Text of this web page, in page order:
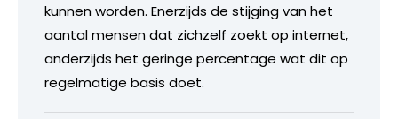
kunnen worden. Enerzijds de stijging van het
aantal mensen dat zichzelf zoekt op internet,
anderzijds het geringe percentage wat dit op
regelmatige basis doet.